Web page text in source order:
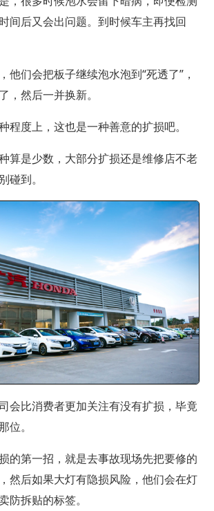
间后又会出问题。到时候车主再找回
他们会把板子继续泡水泡到“死透了”，
，然后一并换新。
程度上，这也是一种善意的扩损吧。
算是少数，大部分扩损还是维修店不老
碰到。
会比消费者更加关注有没有扩损，毕竟
位。
的第一招，就是去事故现场先把要修的
然后如果大灯有隐损风险，他们会在灯
防拆贴的标签。